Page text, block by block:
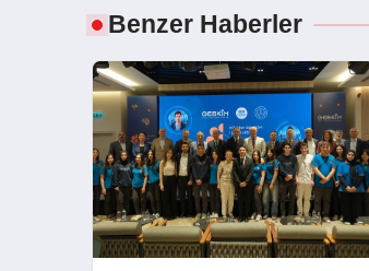
Benzer Haberler